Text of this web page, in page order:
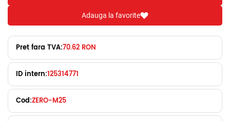
Adauga la favorite
Pret fara TVA:70.62 RON
ID intern:125314771
Cod:ZERO-M25